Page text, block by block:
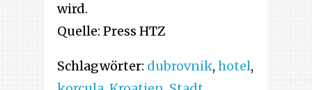
wird.
Quelle: Press HTZ
Schlagwörter: dubrovnik, hotel,